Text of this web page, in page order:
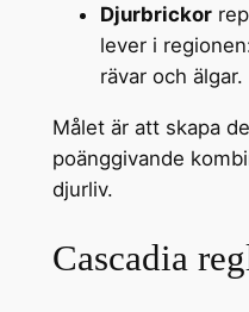
Djurbrickor
lever i
rävar och älgar.
Målet är att skapa
poänggivande
djurliv.
Cascadia